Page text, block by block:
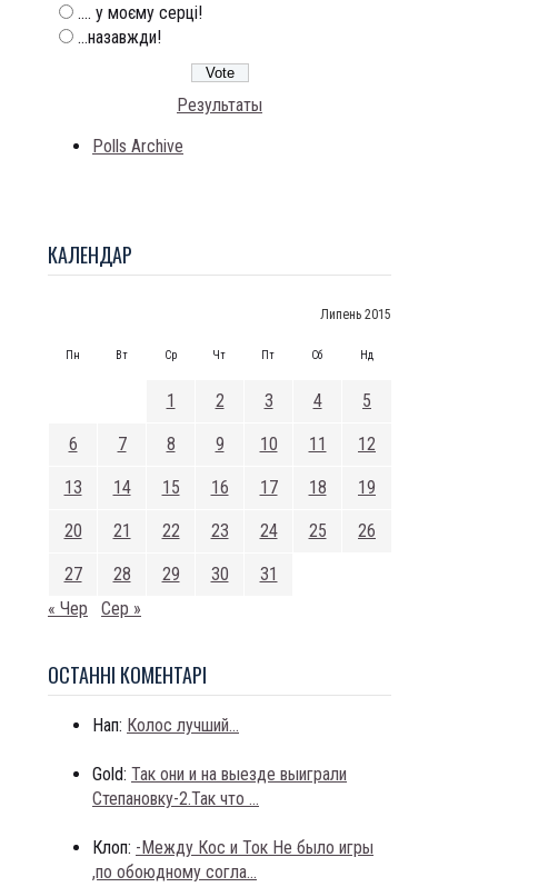
.... у моєму серці!
...назавжди!
Результаты
Polls Archive
КАЛЕНДАР
Липень 2015
Пн Вт Ср Чт Пт Сб Нд
1 2 3 4 5
6 7 8 9 10 11 12
13 14 15 16 17 18 19
20 21 22 23 24 25 26
27 28 29 30
31
« Чер
Сер »
ОСТАННI КОМЕНТАРI
Нап: Колос лучший...
Gold: Так они и на выезде выиграли
Степановку-2.Так что ...
Клоп: -Между Кос и Ток Не было игры
,по обоюдному согла...